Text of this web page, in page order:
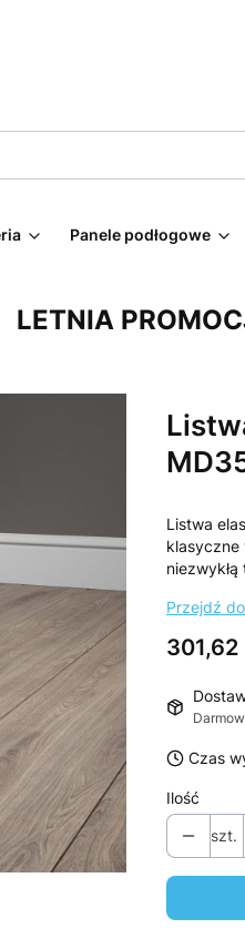
Panele podłogowe
LETNIA
Listwa
klasyczne
niezwykłą
Przejdź
Cena
301,62
Czas
Ilość
szt.